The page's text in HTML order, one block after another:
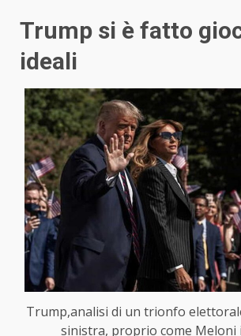
Trump si è fatto
ideali
Trump,analisi di un trionfo
sinistra, proprio come Meloni